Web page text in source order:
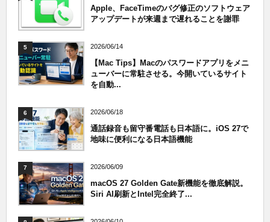
Apple、FaceTimeのバグ修正のソフトウェア
アップデートが来週まで遅れることを謝罪
5 2026/06/14
【Mac Tips】Macのパスワードアプリをメニ
ューバーに常駐させる。今開いているサイト
を自動...
6 2026/06/18
通話録音も留守番電話も日本語に。iOS 27で
地味に便利になる日本語機能
7 2026/06/09
macOS 27 Golden Gate新機能を徹底解説。
Siri AI刷新とIntel完全終了...